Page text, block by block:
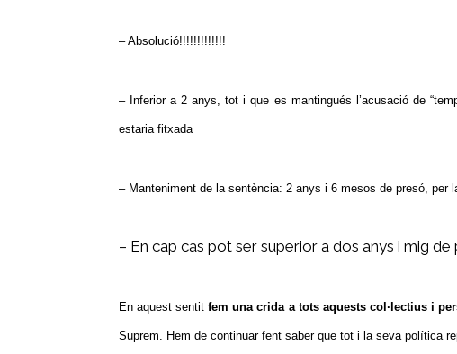
– Absolució!!!!!!!!!!!!!
– Inferior a 2 anys, tot i que es mantingués l’acusació de
estaria fitxada
– Manteniment de la sentència: 2 anys i 6 mesos de presó, per
– En cap cas pot ser superior a dos anys i mig
En aquest sentitfem una crida a tots aquests col·lectius i
Suprem. Hem de continuar fent saber que tot i la seva política